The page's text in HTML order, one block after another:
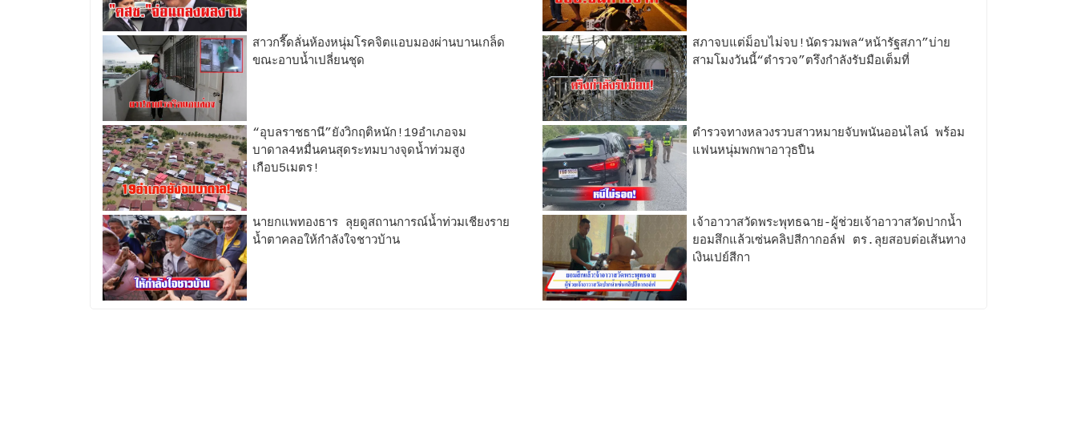
สาวกรี๊ดลั่นห้องหนุ่มโรคจิตแอบมองผ่านบานเกล็ด
ขณะอาบน้ำเปลี่ยนชุด
สภาจบแต่ม็อบไม่จบ!นัดรวมพล“หน้ารัฐสภา”บ่าย
สามโมงวันนี้“ตำรวจ”ตรึงกำลังรับมือเต็มที่
“อุบลราชธานี”ยังวิกฤติหนัก!19อำเภอจม
บาดาล4หมื่นคนสุดระทมบางจุดน้ำท่วมสูง
เกือบ5เมตร!
ตำรวจทางหลวงรวบสาวหมายจับพนันออนไลน์ พร้อม
แฟนหนุ่มพกพาอาวุธปืน
นายกแพทองธาร ลุยดูสถานการณ์น้ำท่วมเชียงราย
น้ำตาคลอให้กำลังใจชาวบ้าน
เจ้าอาวาสวัดพระพุทธฉาย-ผู้ช่วยเจ้าอาวาสวัดปากน้ำ
ยอมสึกแล้วเซ่นคลิปสีกากอล์ฟ ตร.ลุยสอบต่อเส้นทาง
เงินเปย์สีกา